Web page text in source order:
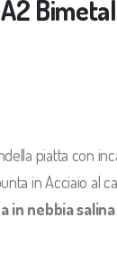
piatta con
in Acciaio al
in nebbia